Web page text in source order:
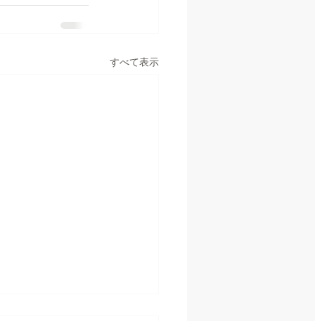
すべて表示